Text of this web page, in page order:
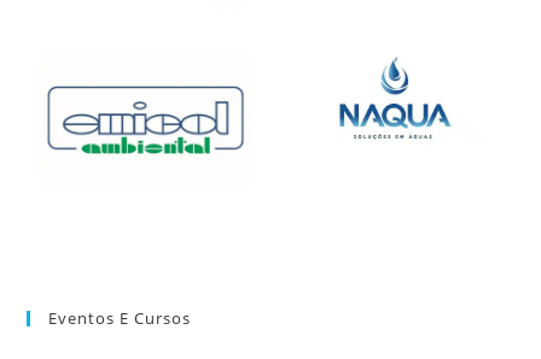
Eventos E Cursos